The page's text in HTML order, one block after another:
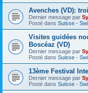
Avenches (VD):
Dernier message par
Posté dans Suisse -
Visites guidées
Boscéaz (VD)
Dernier message par
Posté dans Suisse -
13ème Festival
Dernier message par
Posté dans Suisse -